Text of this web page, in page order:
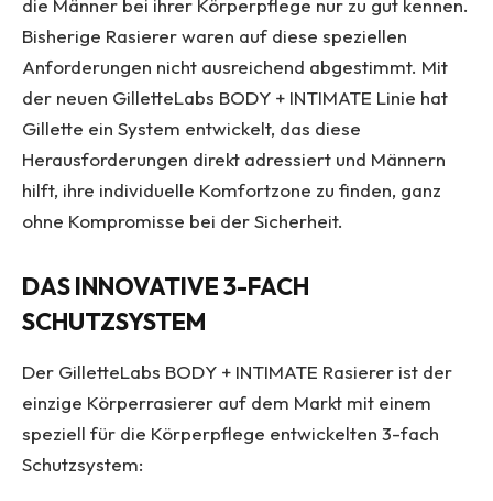
Bisherige Rasierer waren auf diese speziellen
Anforderungen nicht ausreichend abgestimmt. Mit
der neuen GilletteLabs BODY + INTIMATE Linie hat
Gillette ein System entwickelt, das diese
Herausforderungen direkt adressiert und Männern
hilft, ihre individuelle Komfortzone zu finden, ganz
ohne Kompromisse bei der Sicherheit.
DAS INNOVATIVE 3-FACH
SCHUTZSYSTEM
Der GilletteLabs BODY + INTIMATE Rasierer ist der
einzige Körperrasierer auf dem Markt mit einem
speziell für die Körperpflege entwickelten 3-fach
Schutzsystem: